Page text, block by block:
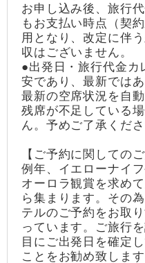
お申し込み後、旅行
もお支払い時点（契
用となり、改定に伴
収はございません。
●出発日・旅行代金カ
安であり、最新では
最新の空席状況を自
残席が不足している
ん。予めご了承くださ
【ご予約に関してのご
例年、イエローナイ
オーロラ観賞を求め
ら集まります。その
テルのご予約をお取
っています。ご旅行
目にご出発日を確定
ことをお勧め致します